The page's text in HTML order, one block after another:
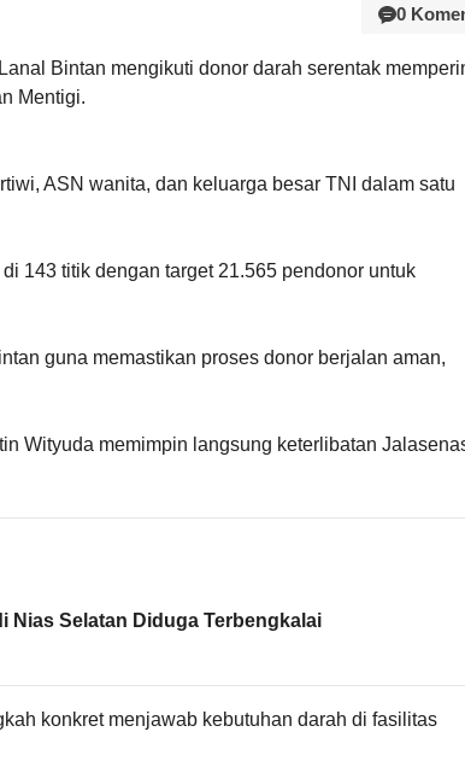
0
Bintan mengikuti donor darah serentak
Mentigi.
ASN wanita, dan keluarga besar TNI dalam satu
143 titik dengan target 21.565 pendonor untuk
guna memastikan proses donor berjalan aman,
Wityuda memimpin langsung keterlibatan
Nias Selatan Diduga Terbengkalai
konkret menjawab kebutuhan darah di fasilitas